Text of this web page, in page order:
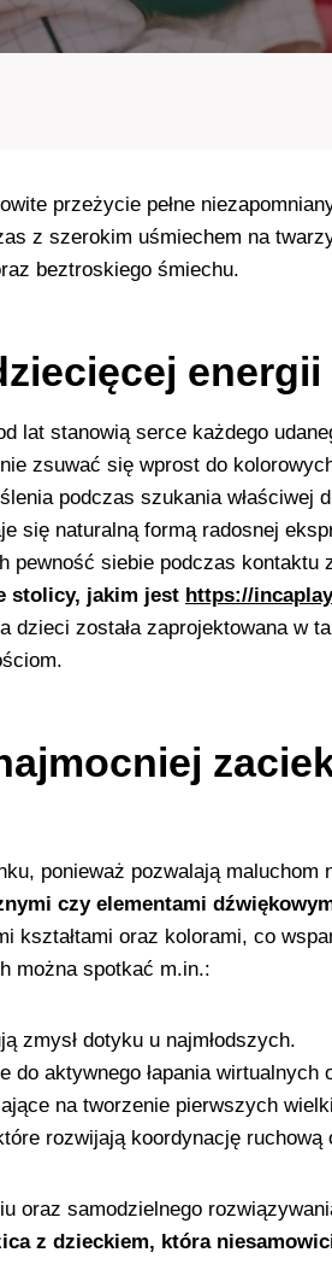
przeżycie pełne
z szerokim uśmiechem na
beztroskiego śmiechu.
lat stanowią serce każdego
zsuwać się wprost do
podczas szukania
się naturalną formą radosnej
pewność siebie podczas kontaktu
stolicy, jakim jest https://
dzieci została zaprojektowana w
ponieważ pozwalają
czy elementami
kształtami oraz kolorami, co
można spotkać m.in.:
zmysł dotyku u najmłodszych.
aktywnego łapania wirtualnych
na tworzenie pierwszych
rozwijają koordynację ruchową
oraz samodzielnego
z dzieckiem, która